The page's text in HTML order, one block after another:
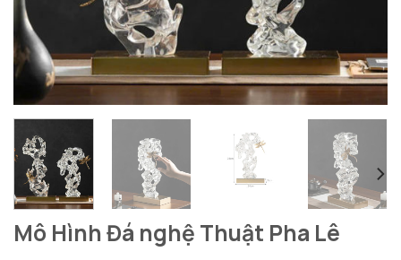
Mô Hình Đá nghệ Thuật Pha Lê